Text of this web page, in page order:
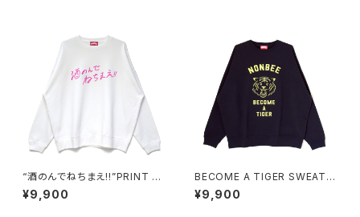
“酒のんでねちまえ!!”PRINT S
WEAT white/pink
¥9,900
BECOME A TIGER SWEAT n
avy/pastel-yellow
¥9,900